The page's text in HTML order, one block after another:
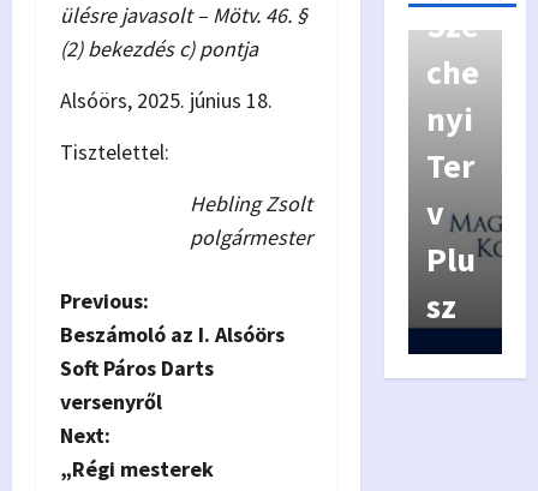
ülésre javasolt – Mötv. 46. §
(2) bekezdés c) pontja
Alsóörs, 2025. június 18.
Tisztelettel:
Hebling Zsolt
polgármester
P
o
s
Previous:
Beszámoló az I. Alsóörs
Soft Páros Darts
versenyről
Next:
„Régi mesterek
Szé
che
nyi
Ter
v
Plu
sz